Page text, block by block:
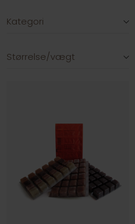
Kategori
Størrelse/vægt